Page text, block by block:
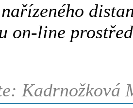
on-line
Kadrnožková